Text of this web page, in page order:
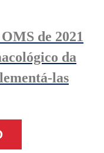
de 2021
da
las